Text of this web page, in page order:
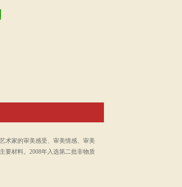
术家的审美感受、审美情感、审美
要材料。2008年入选第二批非物质